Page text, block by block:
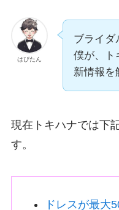
はぴたん
ブライダ
僕が、ト
新情報を
現在トキハナでは下
す。
ドレスが最大